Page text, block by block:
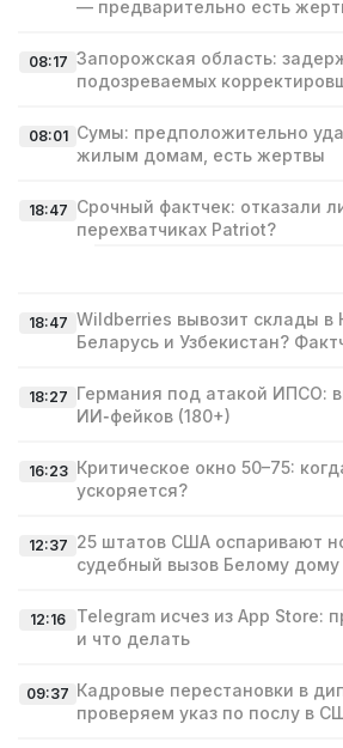
— предварительно есть
08:17 Запорожская область:
подозреваемых
08:01 Сумы: предположительно
жилым домам, есть жертвы
18:47 Срочный фактчек: отказали
перехватчиках Patriot?
18:47 Wildberries вывозит склады в
Беларусь и Узбекистан?
18:27 Германия под атакой ИПСО:
ИИ‑фейков (180+)
16:23 Критическое окно 50–75:
ускоряется?
12:37 25 штатов США оспаривают
судебный вызов Белому дому
12:16
Telegram исчез из App Store:
и что делать
09:37 Кадровые перестановки в
проверяем указ по послу в